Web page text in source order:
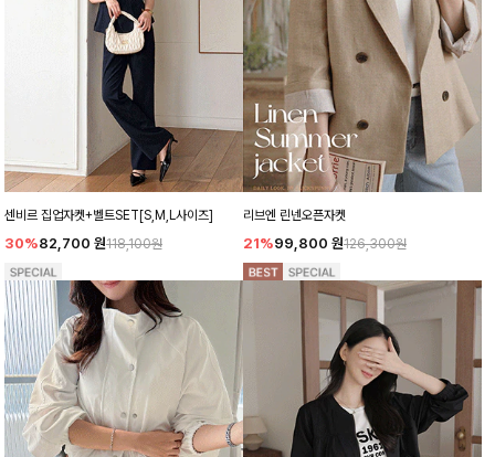
센비르 집업자켓+벨트SET[S,M,L사이즈]
30%82,700 원118,100원
리브엔 린넨오픈자켓
21%99,800 원126,300원